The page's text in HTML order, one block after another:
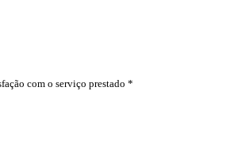
com o serviço prestado *